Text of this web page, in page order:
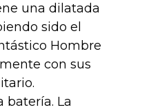
una dilatada
sido el
Hombre
con sus
batería. La